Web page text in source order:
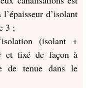
d’isolant
3 ;
(isolant +
et fixé de façon à
de tenue dans le